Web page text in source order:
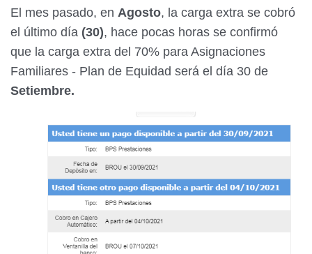
El mes pasado, en Agosto, la carga extra se cobró
el último día (30), hace pocas horas se confirmó
que la carga extra del 70% para Asignaciones
Familiares - Plan de Equidad será el día 30 de
Setiembre.